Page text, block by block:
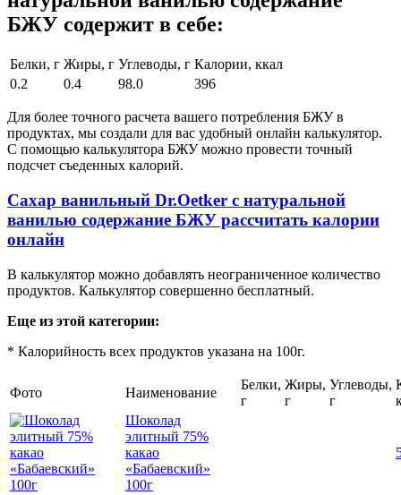
БЖУ содержит в себе:
Белки, г Жиры, г Углеводы, г Калории, ккал
0.2
0.4 98.0 396
Для более точного расчета вашего потребления БЖУ в
продуктах, мы создали для вас удобный онлайн калькулятор.
С помощью калькулятора БЖУ можно провести точный
подсчет съеденных калорий.
Сахар ванильный Dr.Oetker с натуральной
ванилью содержание БЖУ рассчитать калории
онлайн
В калькулятор можно добавлять неограниченное количество
продуктов. Калькулятор совершенно бесплатный.
Еще из этой категории:
* Калорийность всех продуктов указана на 100г.
Фото Наименование
Белки,
г
Жиры,
г
Углеводы,
г
Шоколад
элитный 75%
какао
«Бабаевский»
100г